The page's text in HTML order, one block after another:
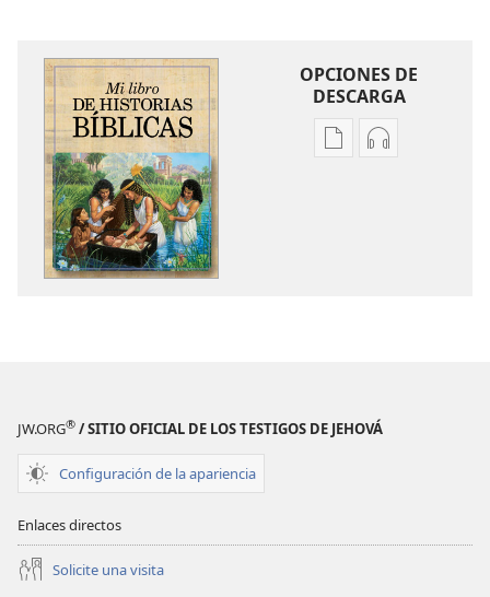
OPCIONES DE
DESCARGA
OpcionesOpciones
JW.ORG® / SITIO OFICIAL DE LOS TESTIGOS DE JEHOVÁ
Configuración de la apariencia
Enlaces directos
Solicite una visita